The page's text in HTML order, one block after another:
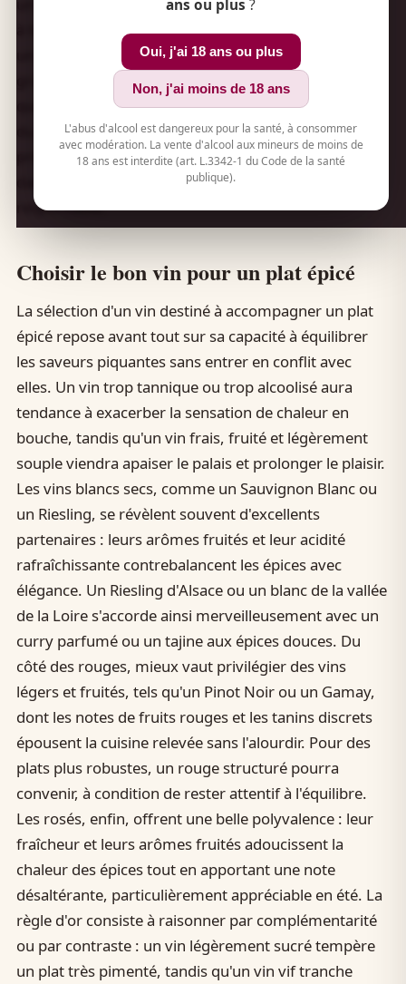
ans ou plus ?
Oui, j'ai 18 ans ou plus
Non, j'ai moins de 18 ans
L'abus d'alcool est dangereux pour la santé, à consommer
avec modération. La vente d'alcool aux mineurs de moins de
18 ans est interdite (art. L.3342-1 du Code de la santé
publique).
un peu de méthode et quelques repères, accessibles
à tous. Dans ce guide, nous verrons comment choisir
un vin adapté à un plat relevé, quelles sont les
grandes catégories de vins et leurs caractéristiques,
quels accords privilégier selon les cuisines du monde,
du curry indien aux tacos mexicains, et enfin quels
principes retenir pour réussir vos mariages, le tout
dans un esprit de dégustation mesurée et
responsable.
Choisir le bon vin pour un plat épicé
La sélection d'un vin destiné à accompagner un plat
épicé repose avant tout sur sa capacité à équilibrer
les saveurs piquantes sans entrer en conflit avec
elles. Un vin trop tannique ou trop alcoolisé aura
tendance à exacerber la sensation de chaleur en
bouche, tandis qu'un vin frais, fruité et légèrement
souple viendra apaiser le palais et prolonger le plaisir.
Les vins blancs secs, comme un Sauvignon Blanc ou
un Riesling, se révèlent souvent d'excellents
partenaires : leurs arômes fruités et leur acidité
rafraîchissante contrebalancent les épices avec
élégance. Un Riesling d'Alsace ou un blanc de la vallée
de la Loire s'accorde ainsi merveilleusement avec un
curry parfumé ou un tajine aux épices douces. Du
côté des rouges, mieux vaut privilégier des vins
légers et fruités, tels qu'un Pinot Noir ou un Gamay,
dont les notes de fruits rouges et les tanins discrets
épousent la cuisine relevée sans l'alourdir. Pour des
plats plus robustes, un rouge structuré pourra
convenir, à condition de rester attentif à l'équilibre.
Les rosés, enfin, offrent une belle polyvalence : leur
fraîcheur et leurs arômes fruités adoucissent la
chaleur des épices tout en apportant une note
désaltérante, particulièrement appréciable en été. La
règle d'or consiste à raisonner par complémentarité
ou par contraste : un vin légèrement sucré tempère
un plat très pimenté, tandis qu'un vin vif tranche